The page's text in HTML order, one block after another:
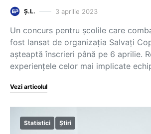
Ș.L. 3 aprilie 2023
Un concurs pentru școlile care
fost lansat de organizația Salvați
așteaptă înscrieri până pe 6 aprilie.
experiențele celor mai implicate
Vezi articolul
Statistici Știri